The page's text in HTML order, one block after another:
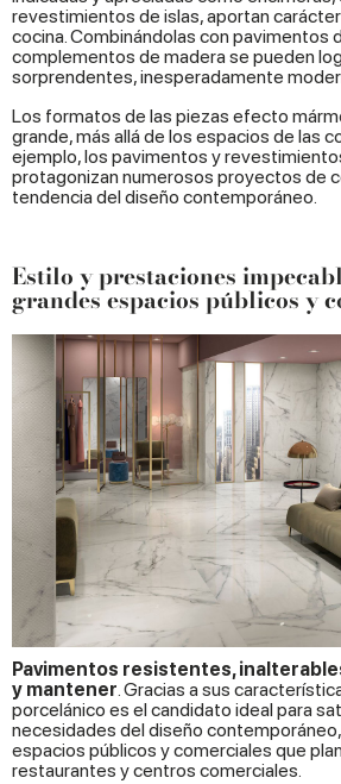
revestimientos de islas, aportan
cocina. Combinándolas con pavimentos
complementos de madera se pueden
sorprendentes, inesperadamente
Los formatos de las piezas efecto
grande, más allá de los espacios de las
ejemplo, los pavimentos y
protagonizan numerosos proyectos de
tendencia del diseño contemporáneo.
Estilo y prestaciones
grandes espacios públicos y
Pavimentos resistentes,
y mantener. Gracias a sus
porcelánico es el candidato ideal para
necesidades del diseño
espacios públicos y comerciales que
restaurantes y centros comerciales.